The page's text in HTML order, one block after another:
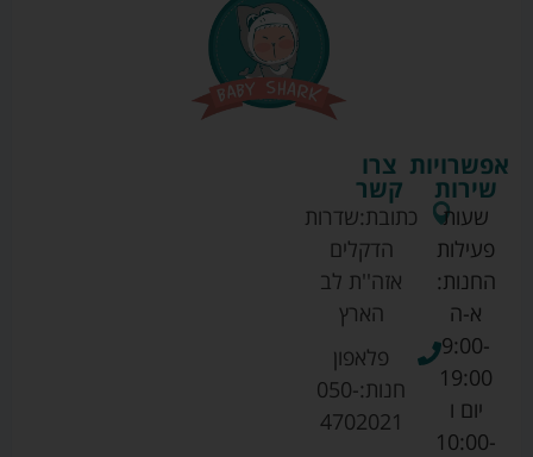
צרו
קשר
כתובת:שדרות
הדקלים
אזה''ת לב
הארץ
פלאפון
חנות:050-
4702021
אפשרויות
שירות
שעות
פעילות
החנות:
א-ה
9:00-
19:00
יום ו
10:00-